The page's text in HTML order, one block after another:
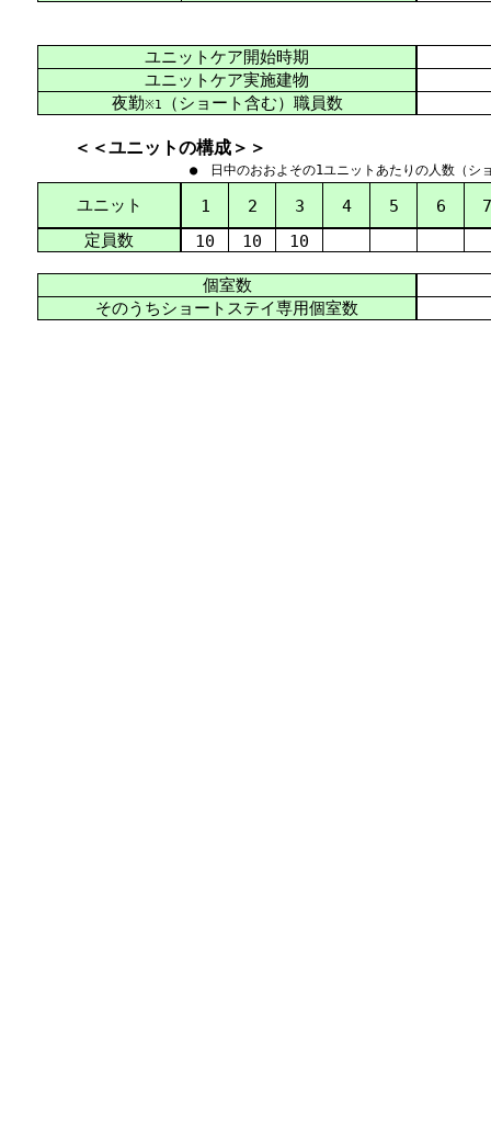
ユニットケア開始時期
ユニットケア実施建物
夜勤※1 （ショート含む）職員数
＜＜ユニットの構成＞＞
● 日中のおおよその1ユニットあたりの人数（シ
ユニット 1 2 3 4 5 6
7
定員数
10 10 10
個室数
そのうちショートステイ専用個室数